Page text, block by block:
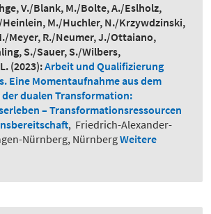
V./Blank, M./Bolte, A./Eslholz,
M./Huchler, N./Krzywdzinski,
Meyer, R./Neumer, J./Ottaiano,
S./Sauer, S./Wilbers,
(2023):Arbeit und Qualifizierung
Eine Momentaufnahme aus dem
dualen Transformation:
– Transformationsressourcen
, Friedrich-Alexander-
Nürnberg, NürnbergWeitere